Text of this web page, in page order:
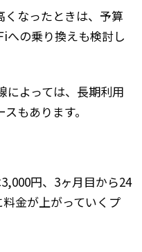
くなったときは、予算
への乗り換えも検討し
によっては、長期利用
もあります。
円、3ヶ月目から24
金が上がっていくプ